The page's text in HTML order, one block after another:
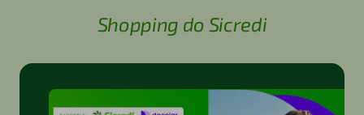
Shopping do Sicredi